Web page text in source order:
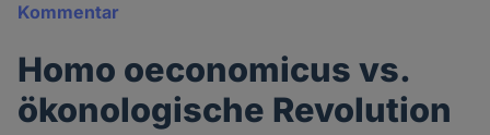
Kommentar
Homo oeconomicus vs.
ökonologische Revolution